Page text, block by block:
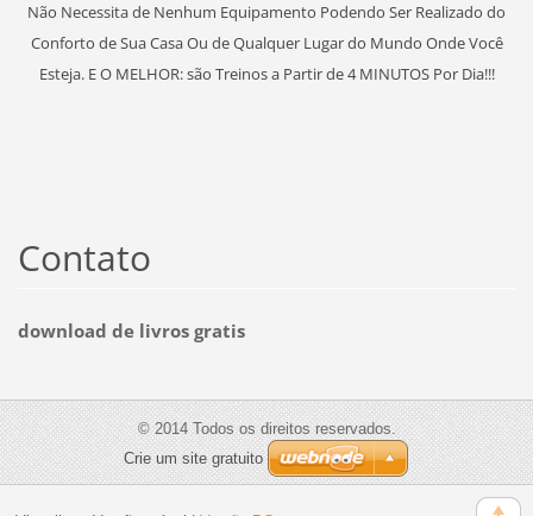
Não Necessita de Nenhum Equipamento Podendo Ser Realizado do
Conforto de Sua Casa Ou de Qualquer Lugar do Mundo Onde Você
Esteja. E O MELHOR: são Treinos a Partir de 4 MINUTOS Por Dia!!!
Contato
download de livros gratis
© 2014 Todos os direitos reservados.
Crie um site gratuito